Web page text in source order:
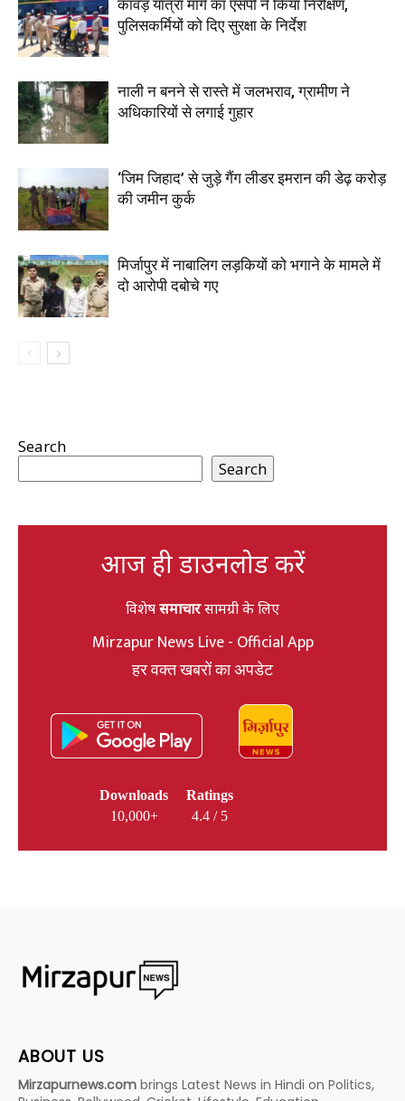
कांवड़ यात्रा मार्ग का एसपी ने किया निरीक्षण,
पुलिसकर्मियों को दिए सुरक्षा के निर्देश
नाली न बनने से रास्ते में जलभराव, ग्रामीण ने
अधिकारियों से लगाई गुहार
‘जिम जिहाद’ से जुड़े गैंग लीडर इमरान की डेढ़ करोड़
की जमीन कुर्क
मिर्जापुर में नाबालिग लड़कियों को भगाने के मामले में
दो आरोपी दबोचे गए
Search
Search
आज ही डाउनलोड करें
विशेषसमाचारसामग्री के लिए
Mirzapur News Live - Official App
हर वक्त खबरों का अपडेट
Downloads
10,000+
Ratings
4.4 / 5
ABOUT US
Mirzapurnews.com brings Latest News in Hindi on Politics,